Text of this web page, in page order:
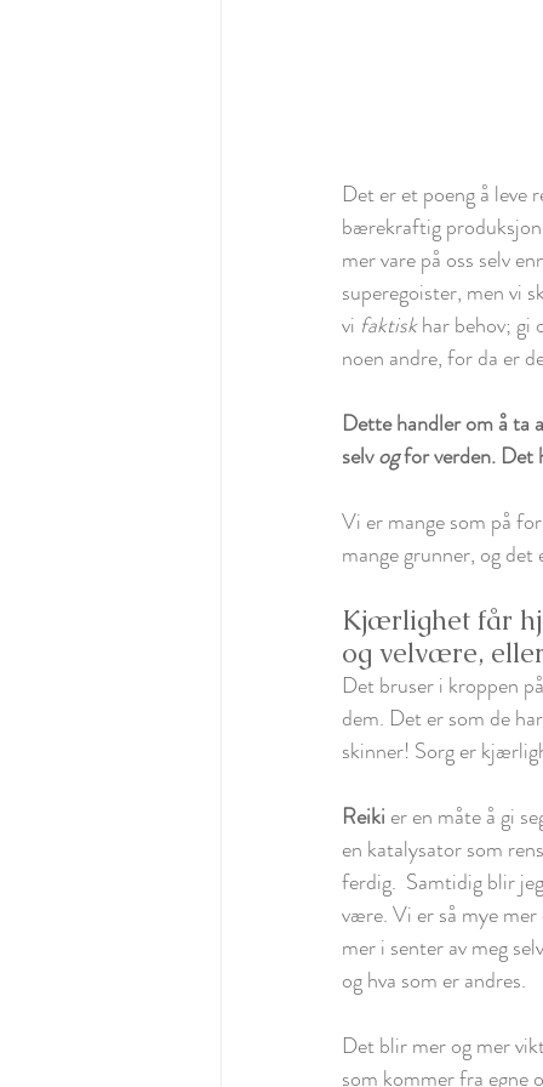
Det er et poeng å leve
bærekraftig
mer vare på oss selv
superegoister, men vi
vi faktisk har behov; gi
noen andre, for da er
Dette handler om å ta
selv og for verden.
Vi er mange som på
mange grunner, og
Kjærlighet får
og velvære,
Det bruser i kroppen
dem. Det er som de
skinner! Sorg er
Reiki er en måte å gi
en katalysator som
ferdig.  Samtidig blir
være. Vi er så mye
mer i senter av meg
og hva som er andres.
Det blir mer og mer
som kommer fra egne